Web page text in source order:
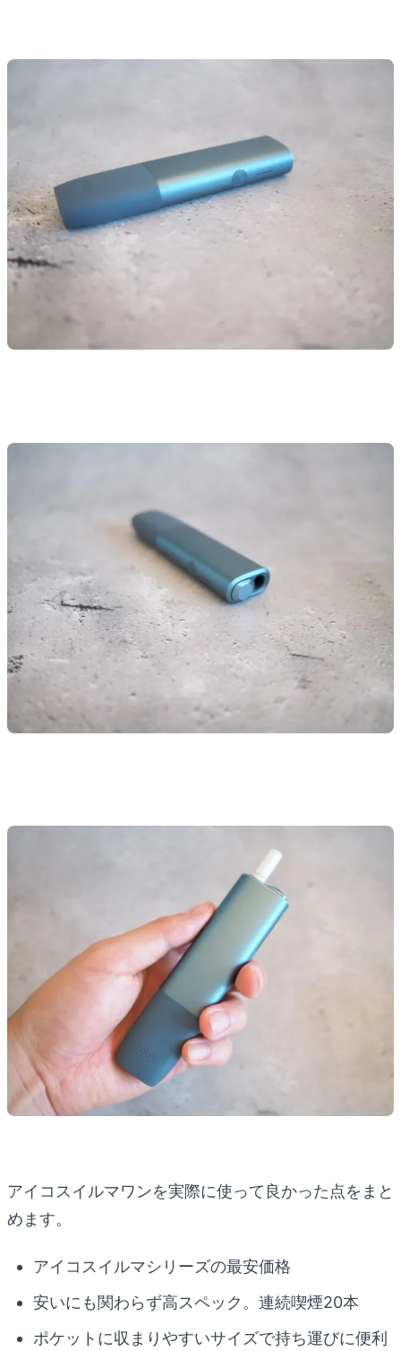
アイコスイルマワンを実際に使って良かった点をまと
めます。
アイコスイルマシリーズの最安価格
安いにも関わらず高スペック。連続喫煙20本
ポケットに収まりやすいサイズで持ち運びに便利